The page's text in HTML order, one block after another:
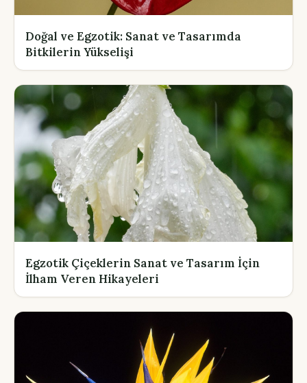
Doğal ve Egzotik: Sanat ve Tasarımda
Bitkilerin Yükselişi
Egzotik Çiçeklerin Sanat ve Tasarım İçin
İlham Veren Hikayeleri